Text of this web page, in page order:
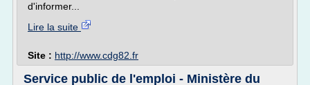
d'informer...
Lire la suite
Site : http://www.cdg82.fr
Service public de l'emploi - Ministère du